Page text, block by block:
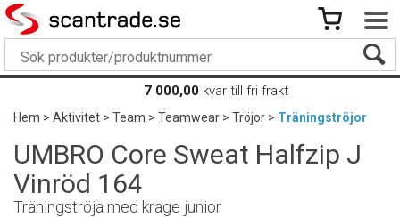
7 000,00 kvar till fri frakt
Hem>Aktivitet>Team>Teamwear>Tröjor>Träningströjor
UMBRO Core Sweat Halfzip J
Vinröd 164
Träningströja med krage junior